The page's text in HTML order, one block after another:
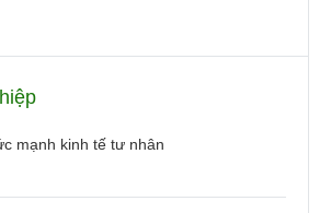
mạnh kinh tế tư nhân